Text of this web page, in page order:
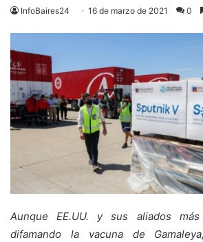
InfoBaires24 16 de marzo de 2021 0
Aunque EE.UU. y sus aliados
difamando la vacuna de